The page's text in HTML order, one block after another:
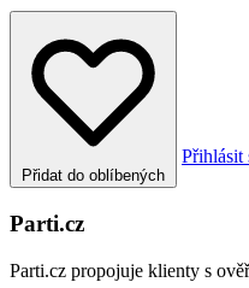
Přidat do oblíbených
Přihlásit
Parti.cz
Parti.cz propojuje klienty s